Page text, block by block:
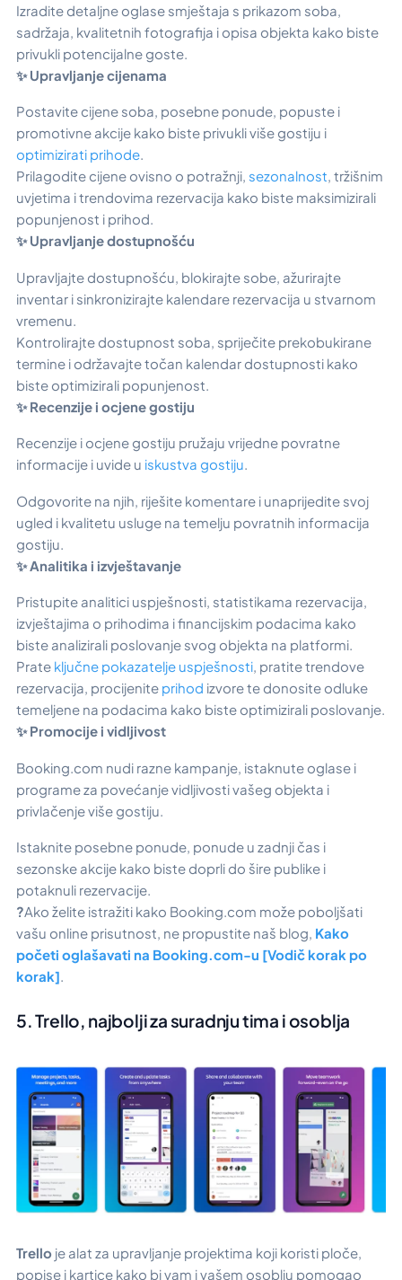
Izradite detaljne oglase smještaja s prikazom soba,
sadržaja, kvalitetnih fotografija i opisa objekta kako biste
privukli potencijalne goste.
✨ Upravljanje cijenama
Postavite cijene soba, posebne ponude, popuste i
promotivne akcije kako biste privukli više gostiju i
optimizirati prihode.
Prilagodite cijene ovisno o potražnji, sezonalnost, tržišnim
uvjetima i trendovima rezervacija kako biste maksimizirali
popunjenost i prihod.
✨ Upravljanje dostupnošću
Upravljajte dostupnošću, blokirajte sobe, ažurirajte
inventar i sinkronizirajte kalendare rezervacija u stvarnom
vremenu.
Kontrolirajte dostupnost soba, spriječite prekobukirane
termine i održavajte točan kalendar dostupnosti kako
biste optimizirali popunjenost.
✨ Recenzije i ocjene gostiju
Recenzije i ocjene gostiju pružaju vrijedne povratne
informacije i uvide u iskustva gostiju.
Odgovorite na njih, riješite komentare i unaprijedite svoj
ugled i kvalitetu usluge na temelju povratnih informacija
gostiju.
✨ Analitika i izvještavanje
Pristupite analitici uspješnosti, statistikama rezervacija,
izvještajima o prihodima i financijskim podacima kako
biste analizirali poslovanje svog objekta na platformi.
Prate ključne pokazatelje uspješnosti, pratite trendove
rezervacija, procijenite prihod izvore te donosite odluke
temeljene na podacima kako biste optimizirali poslovanje.
✨ Promocije i vidljivost
Booking.com nudi razne kampanje, istaknute oglase i
programe za povećanje vidljivosti vašeg objekta i
privlačenje više gostiju.
Istaknite posebne ponude, ponude u zadnji čas i
sezonske akcije kako biste doprli do šire publike i
potaknuli rezervacije.
?Ako želite istražiti kako Booking.com može poboljšati
vašu online prisutnost, ne propustite naš blog, Kako
početi oglašavati na Booking.com-u [Vodič korak po
korak].
5. Trello, najbolji za suradnju tima i osoblja
Trello je alat za upravljanje projektima koji koristi ploče,
popise i kartice kako bi vam i vašem osoblju pomogao